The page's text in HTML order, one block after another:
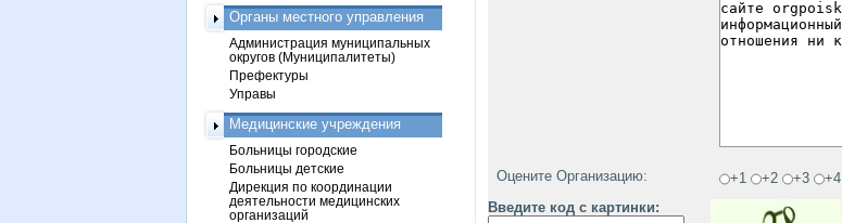
Оцените Организацию: +1 +2 +3 +4
Введите код с картинки:
Органы местного управления
Администрация муниципальных
округов (Муниципалитеты)
Префектуры
Управы
Медицинские учреждения
Больницы городские
Больницы детские
Дирекция по координации
деятельности медицинских
организаций